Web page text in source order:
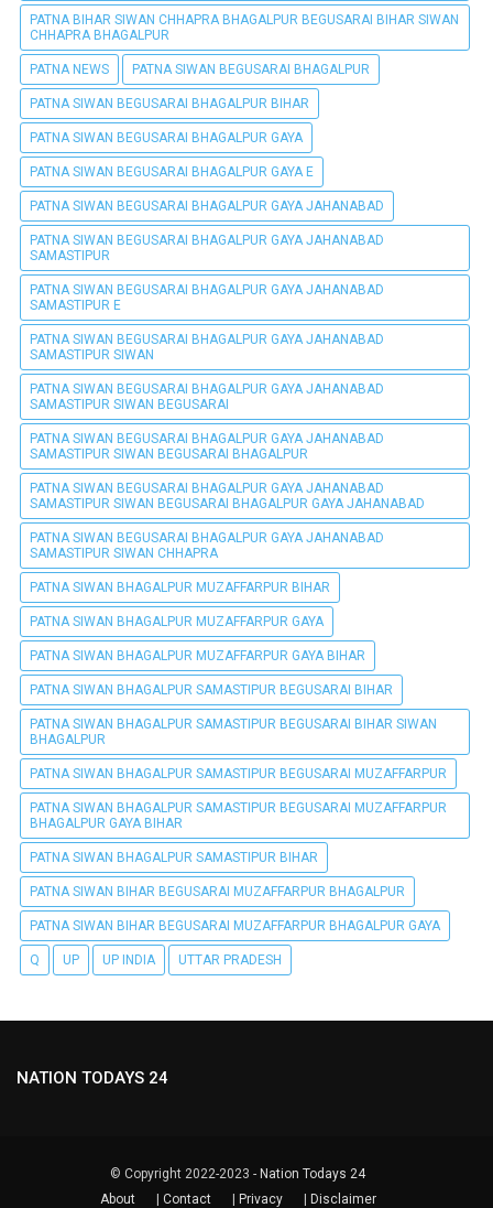
PATNA BIHAR SIWAN CHHAPRA BHAGALPUR BEGUSARAI BIHAR SIWAN
CHHAPRA BHAGALPUR
PATNA NEWS PATNA SIWAN BEGUSARAI BHAGALPUR
PATNA SIWAN BEGUSARAI BHAGALPUR BIHAR
PATNA SIWAN BEGUSARAI BHAGALPUR GAYA
PATNA SIWAN BEGUSARAI BHAGALPUR GAYA E
PATNA SIWAN BEGUSARAI BHAGALPUR GAYA JAHANABAD
PATNA SIWAN BEGUSARAI BHAGALPUR GAYA JAHANABAD
SAMASTIPUR
PATNA SIWAN BEGUSARAI BHAGALPUR GAYA JAHANABAD
SAMASTIPUR E
PATNA SIWAN BEGUSARAI BHAGALPUR GAYA JAHANABAD
SAMASTIPUR SIWAN
PATNA SIWAN BEGUSARAI BHAGALPUR GAYA JAHANABAD
SAMASTIPUR SIWAN BEGUSARAI
PATNA SIWAN BEGUSARAI BHAGALPUR GAYA JAHANABAD
SAMASTIPUR SIWAN BEGUSARAI BHAGALPUR
PATNA SIWAN BEGUSARAI BHAGALPUR GAYA JAHANABAD
SAMASTIPUR SIWAN BEGUSARAI BHAGALPUR GAYA JAHANABAD
PATNA SIWAN BEGUSARAI BHAGALPUR GAYA JAHANABAD
SAMASTIPUR SIWAN CHHAPRA
PATNA SIWAN BHAGALPUR MUZAFFARPUR BIHAR
PATNA SIWAN BHAGALPUR MUZAFFARPUR GAYA
PATNA SIWAN BHAGALPUR MUZAFFARPUR GAYA BIHAR
PATNA SIWAN BHAGALPUR SAMASTIPUR BEGUSARAI BIHAR
PATNA SIWAN BHAGALPUR SAMASTIPUR BEGUSARAI BIHAR SIWAN
BHAGALPUR
PATNA SIWAN BHAGALPUR SAMASTIPUR BEGUSARAI MUZAFFARPUR
PATNA SIWAN BHAGALPUR SAMASTIPUR BEGUSARAI MUZAFFARPUR
BHAGALPUR GAYA BIHAR
PATNA SIWAN BHAGALPUR SAMASTIPUR BIHAR
PATNA SIWAN BIHAR BEGUSARAI MUZAFFARPUR BHAGALPUR
PATNA SIWAN BIHAR BEGUSARAI MUZAFFARPUR BHAGALPUR GAYA
Q UP UP INDIA UTTAR PRADESH
NATION TODAYS 24
© Copyright 2022-2023 - Nation Todays 24
About
| Contact | Privacy | Disclaimer